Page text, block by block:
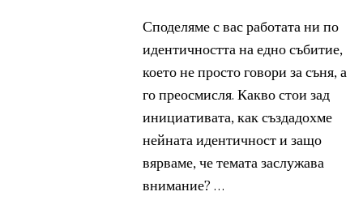
Споделяме с вас работата ни по
идентичността на едно събитие,
което не просто говори за съня, а
го преосмисля. Какво стои зад
инициативата, как създадохме
нейната идентичност и защо
вярваме, че темата заслужава
внимание? …